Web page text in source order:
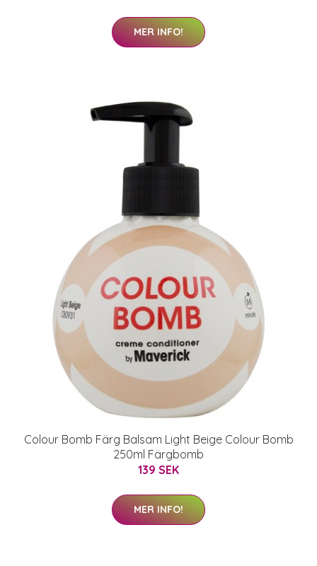
MER INFO!
Colour Bomb Färg Balsam Light Beige Colour Bomb
250ml Färgbomb
139 SEK
MER INFO!